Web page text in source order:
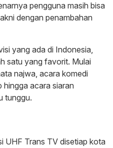
pengguna masih bisa
dengan penambahan
yang ada di Indonesia,
satu yang favorit. Mulai
najwa, acara komedi
hingga acara siaran
tunggu.
UHF Trans TV disetiap kota